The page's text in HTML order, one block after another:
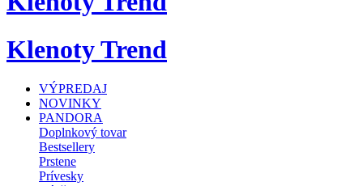
Klenoty Trend
VÝPREDAJ
NOVINKY
PANDORA
Doplnkový tovar
Bestsellery
Prstene
Prívesky